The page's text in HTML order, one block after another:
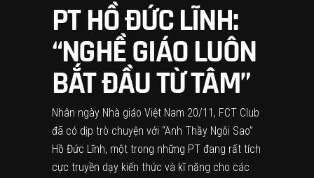
PT HỒ ĐỨC LĨNH:
“NGHỀ GIÁO LUÔN
BẮT ĐẦU TỪ TÂM”
Nhân ngày Nhà giáo Việt Nam 20/11, FCT Club
đã có dịp trò chuyện với “Anh Thầy Ngôi Sao”
Hồ Đức Lĩnh, một trong những PT đang rất tích
cực truyền dạy kiến thức và kĩ năng cho các